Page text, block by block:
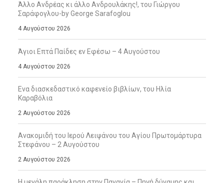
Άλλο Ανδρέας κι άλλο Ανδρουλάκης!, του Γιώργου
Σαράφογλου-by George Sarafoglou
4 Αυγούστου 2026
Άγιοι Επτά Παίδες εν Εφέσω – 4 Αυγούστου
4 Αυγούστου 2026
Ενα διασκεδαστικό καφενείο βιβλίων, του Ηλία
Καραβόλια
2 Αυγούστου 2026
Ανακομιδή του Ιερού Λειψάνου του Αγίου Πρωτομάρτυρα
Στεφάνου – 2 Αυγούστου
2 Αυγούστου 2026